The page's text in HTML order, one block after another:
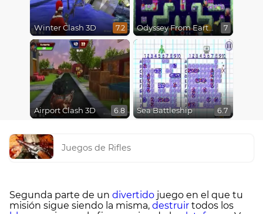
Winter Clash 3D 7.2 Odyssey From Earth To Space 7
Airport Clash 3D 6.8 Sea Battleship 6.7
Juegos de Rifles
Segunda parte de un divertido juego en el que tu
misión sigue siendo la misma, destruir todos los